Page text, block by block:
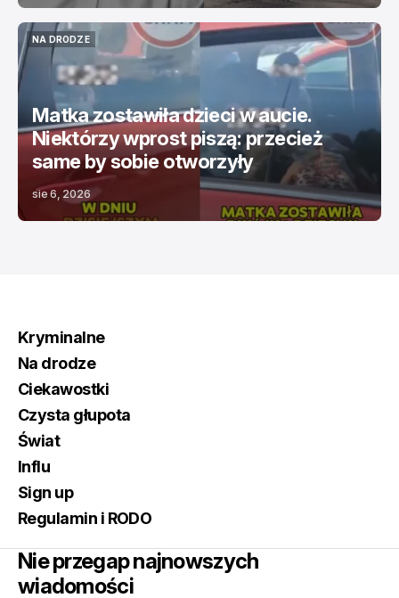
NA DRODZE
NA DRODZE
Matka zostawiła dzieci w aucie.
Niektórzy wprost piszą: przecież
same by sobie otworzyły
sie 6, 2026
Kryminalne
Na drodze
Ciekawostki
Czysta głupota
Świat
Influ
Sign up
Regulamin i RODO
Nie przegap najnowszych
wiadomości